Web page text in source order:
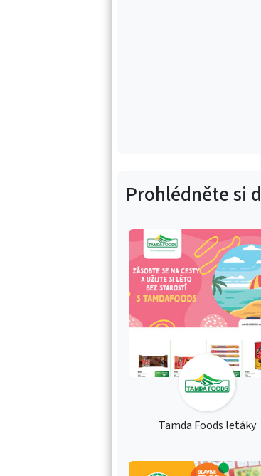
Prohlédněte si
Tamda Foods letáky